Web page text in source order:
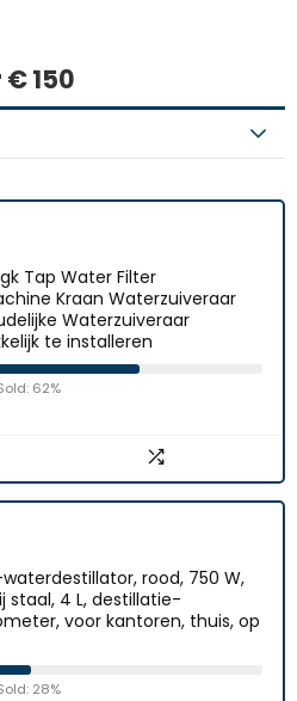
150
Tap Water Filter
Kraan Waterzuiveraar
Waterzuiveraar
te installeren
62%
waterdestillator, rood, 750 W,
staal, 4 L, destillatie-
voor kantoren, thuis, op
28%